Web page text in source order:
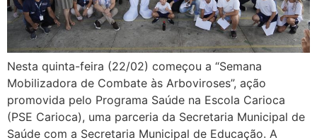
Nesta quinta-feira (22/02) começou a “Semana
Mobilizadora de Combate às Arboviroses”, ação
promovida pelo Programa Saúde na Escola Carioca
(PSE Carioca), uma parceria da Secretaria Municipal de
Saúde com a Secretaria Municipal de Educação. A